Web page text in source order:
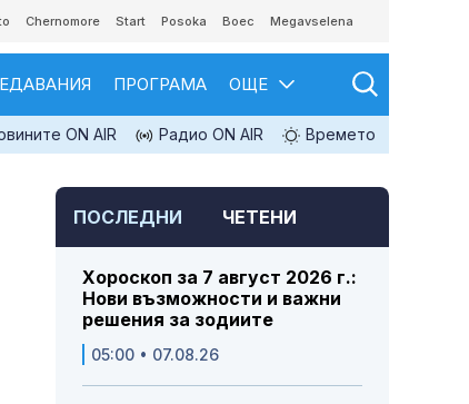
Chernomore Start Posoka Boec Megavselena
ПРОГРАМА ОЩЕ
ON AIR Радио ON AIR Времето
ПОСЛЕДНИ ЧЕТЕНИ
Хороскоп за 7 август 2026 г.:
Нови възможности и важни
решения за зодиите
05:00 • 07.08.26